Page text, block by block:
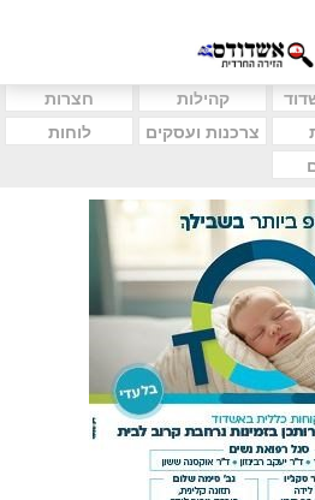
קהילות
חצרות
צרכנות ועסקים
לוחות